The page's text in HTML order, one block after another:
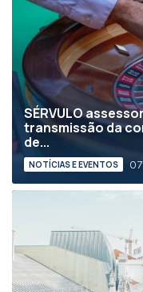
SÉRVULO
transmissão da
de...
NOTÍCIAS E EVENTOS